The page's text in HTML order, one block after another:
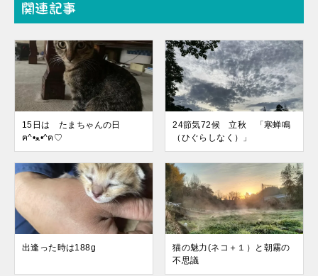
関連記事
15日は たまちゃんの日
ฅ^•ﻌ•^ฅ♡
24節気72候 立秋 「寒蝉鳴
（ひぐらしなく）」
出逢った時は188g
猫の魅力(ネコ＋１）と朝霧の
不思議